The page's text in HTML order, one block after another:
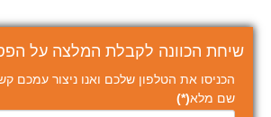
שיחת הכוונה לקבלת המלצה על
הכניסו את הטלפון שלכם ואנו ניצור עמכם
שם מלא(*)